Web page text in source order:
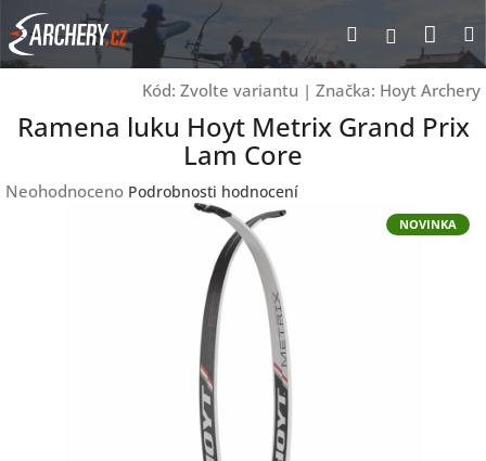
Přejít
na
obsah
Hledat
Kód: Zvolte variantu | Značka: Hoyt Archery
Ramena luku Hoyt Metrix Grand Prix
Lam Core
Průměrné
Neohodnoceno Podrobnosti hodnocení
NOVINKA